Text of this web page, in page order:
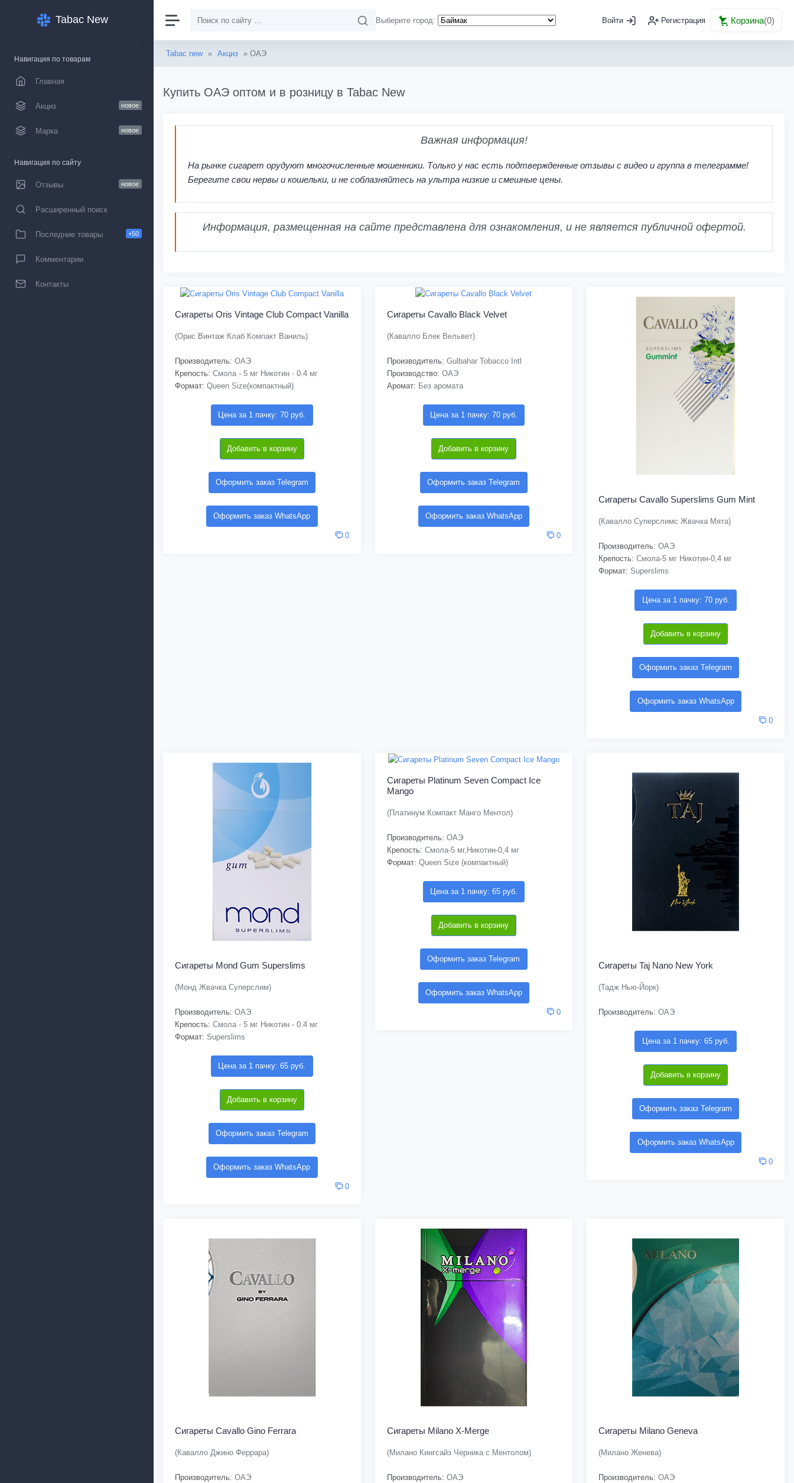
Tabac New
Навигация по товарам
Главная
Акциз новое
Марка новое
Навигация по сайту
Отзывы новое
Расширенный поиск
Последние товары +50
Комментарии
Контакты
Выберите город: Войти Регистрация Корзина(0)
Tabac new » Акциз » ОАЭ
Купить ОАЭ оптом и в розницу в Tabac New
Важная информация!
На рынке сигарет орудуют многочисленные мошенники. Только у нас есть подтвержденные отзывы с видео и группа в телеграмме!
Берегите свои нервы и кошельки, и не соблазняйтесь на ультра низкие и смешные цены.
Информация, размещенная на сайте представлена для ознакомления, и не является публичной офертой.
Сигареты Oris Vintage Club Compact Vanilla
(Орис Винтаж Клаб Компакт Ваниль)
Производитель: ОАЭ
Крепость: Смола - 5 мг Никотин - 0.4 мг
Формат: Queen Size(компактный)
Цена за 1 пачку: 70 руб.
Добавить в корзину
Оформить заказ Telegram
Оформить заказ WhatsApp
0
Сигареты Cavallo Black Velvet
(Кавалло Блек Вельвет)
Производитель: Gulbahar Tobacco Intl
Производство: ОАЭ
Аромат: Без аромата
Цена за 1 пачку: 70 руб.
Добавить в корзину
Оформить заказ Telegram
Оформить заказ WhatsApp
0
Сигареты Cavallo Superslims Gum Mint
(Кавалло Суперслимс Жвачка Мята)
Производитель: ОАЭ
Крепость: Смола-5 мг Никотин-0,4 мг
Формат: Superslims
Цена за 1 пачку: 70 руб.
Добавить в корзину
Оформить заказ Telegram
Оформить заказ WhatsApp
0
Сигареты Mond Gum Superslims
(Монд Жвачка Суперслим)
Производитель: ОАЭ
Крепость: Смола - 5 мг Никотин - 0.4 мг
Формат: Superslims
Цена за 1 пачку: 65 руб.
Добавить в корзину
Оформить заказ Telegram
Оформить заказ WhatsApp
0
Сигареты Platinum Seven Compact Ice
Mango
(Платинум Компакт Манго Ментол)
Производитель: ОАЭ
Крепость: Смола-5 мг,Никотин-0,4 мг
Формат: Queen Size (компактный)
Цена за 1 пачку: 65 руб.
Добавить в корзину
Оформить заказ Telegram
Оформить заказ WhatsApp
0
Сигареты Taj Nano New York
(Тадж Нью-Йорк)
Производитель: ОАЭ
Цена за 1 пачку: 65 руб.
Добавить в корзину
Оформить заказ Telegram
Оформить заказ WhatsApp
0
Сигареты Cavallo Gino Ferrara
(Кавалло Джино Феррара)
Производитель: ОАЭ
Сигареты Milano X-Merge
(Милано Кингсайз Черника с Ментолом)
Производитель: ОАЭ
Сигареты Milano Geneva
(Милано Женева)
Производитель: ОАЭ